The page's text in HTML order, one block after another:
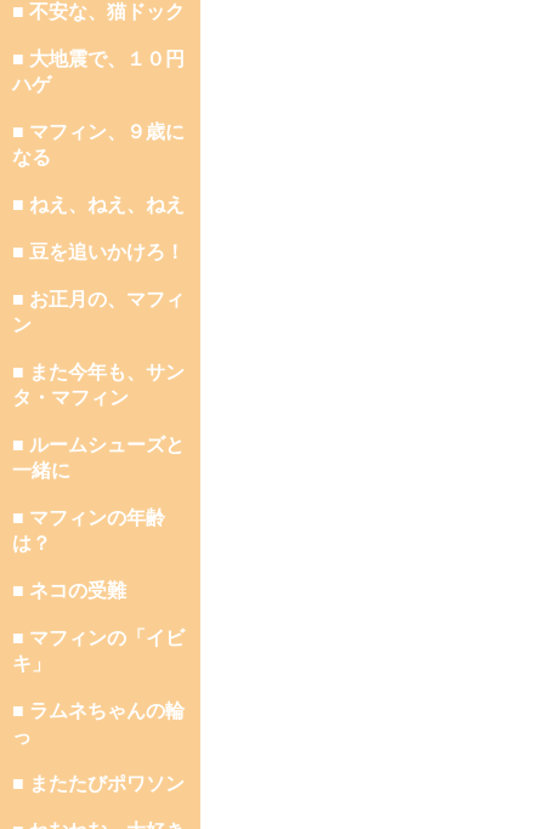
■ 不安な、猫ドック
■ 大地震で、１０円
ハゲ
■ マフィン、９歳に
なる
■ ねえ、ねえ、ねえ
■ 豆を追いかけろ！
■ お正月の、マフィ
ン
■ また今年も、サン
タ・マフィン
■ ルームシューズと
一緒に
■ マフィンの年齢
は？
■ ネコの受難
■ マフィンの「イビ
キ」
■ ラムネちゃんの輪
っ
■ またたびポワソン